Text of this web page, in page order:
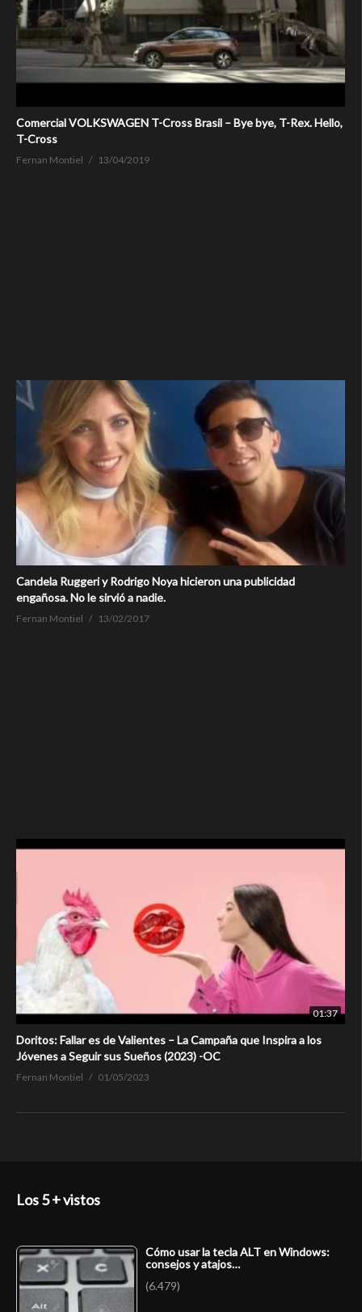
Comercial VOLKSWAGEN T-Cross Brasil – Bye bye, T-Rex. Hello,
T-Cross
Fernan Montiel 13/04/2019
Candela Ruggeri y Rodrigo Noya hicieron una publicidad
engañosa. No le sirvió a nadie.
Fernan Montiel 13/02/2017
01:37
Doritos: Fallar es de Valientes – La Campaña que Inspira a los
Jóvenes a Seguir sus Sueños (2023) -OC
Fernan Montiel 01/05/2023
Los 5 + vistos
Cómo usar la tecla ALT en Windows:
consejos y atajos…
(6.479)